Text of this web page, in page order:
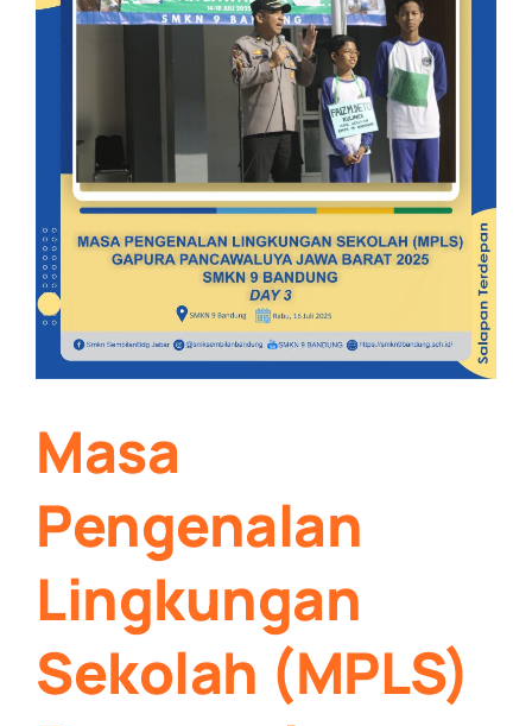
Masa
Pengenalan
Lingkungan
Sekolah (MPLS)